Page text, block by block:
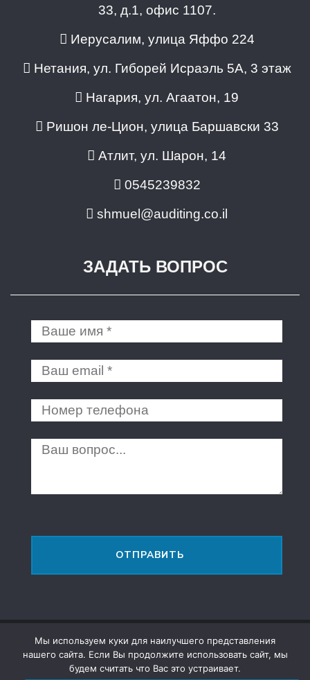
33, д.1, офис 1107.
Иерусалим, улица Яффо 224
Нетания, ул. Гиборей Исраэль 5A, 3 этаж
Нагария, ул. Агаатон, 19
Ришон ле-Цион, улица Баршавски 33
Атлит, ул. Шарон, 14
0545239832
shmuel@auditing.co.il
ЗАДАТЬ ВОПРОС
2016 Shmuel Brodetsky - 2026 |Русскоязычное SEO
Политика конфиденциальности
Мы используем куки для наилучшего представления
нашего сайта. Если Вы продолжите использовать сайт, мы
будем считать что Вас это устраивает.